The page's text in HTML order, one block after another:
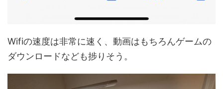
Wifiの速度は非常に速く、動画はもちろんゲームの
ダウンロードなども捗りそう。